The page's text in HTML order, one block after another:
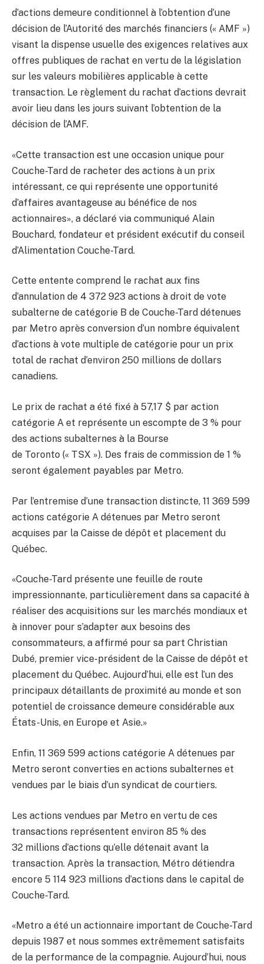
d’actions demeure conditionnel à l’obtention d’une
décision de l’Autorité des marchés financiers (« AMF »)
visant la dispense usuelle des exigences relatives aux
offres publiques de rachat en vertu de la législation
sur les valeurs mobilières applicable à cette
transaction. Le règlement du rachat d’actions devrait
avoir lieu dans les jours suivant l’obtention de la
décision de l’AMF.
«Cette transaction est une occasion unique pour
Couche-Tard de racheter des actions à un prix
intéressant, ce qui représente une opportunité
d’affaires avantageuse au bénéfice de nos
actionnaires», a déclaré via communiqué Alain
Bouchard, fondateur et président exécutif du conseil
d’Alimentation Couche-Tard.
Cette entente comprend le rachat aux fins
d’annulation de 4 372 923 actions à droit de vote
subalterne de catégorie B de Couche-Tard détenues
par Metro après conversion d’un nombre équivalent
d’actions à vote multiple de catégorie pour un prix
total de rachat d’environ 250 millions de dollars
canadiens.
Le prix de rachat a été fixé à 57,17 $ par action
catégorie A et représente un escompte de 3 % pour
des actions subalternes à la Bourse
de Toronto (« TSX »). Des frais de commission de 1 %
seront également payables par Metro.
Par l’entremise d’une transaction distincte, 11 369 599
actions catégorie A détenues par Metro seront
acquises par la Caisse de dépôt et placement du
Québec.
«Couche-Tard présente une feuille de route
impressionnante, particulièrement dans sa capacité à
réaliser des acquisitions sur les marchés mondiaux et
à innover pour s’adapter aux besoins des
consommateurs, a affirmé pour sa part Christian
Dubé, premier vice-président de la Caisse de dépôt et
placement du Québec. Aujourd’hui, elle est l’un des
principaux détaillants de proximité au monde et son
potentiel de croissance demeure considérable aux
États-Unis, en Europe et Asie.»
Enfin, 11 369 599 actions catégorie A détenues par
Metro seront converties en actions subalternes et
vendues par le biais d’un syndicat de courtiers.
Les actions vendues par Metro en vertu de ces
transactions représentent environ 85 % des
32 millions d’actions qu’elle détenait avant la
transaction. Après la transaction, Métro détiendra
encore 5 114 923 millions d’actions dans le capital de
Couche-Tard.
«Metro a été un actionnaire important de Couche-Tard
depuis 1987 et nous sommes extrêmement satisfaits
de la performance de la compagnie. Aujourd’hui, nous